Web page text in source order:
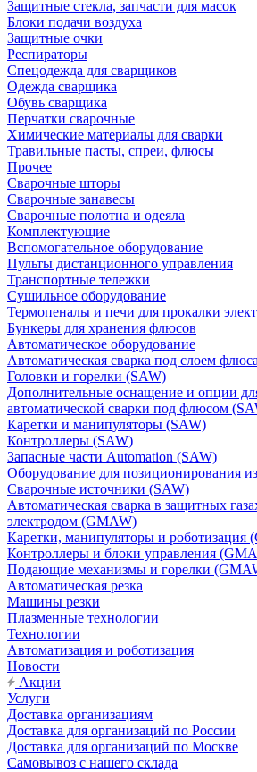
Защитные стекла, запчасти для масок
Блоки подачи воздуха
Защитные очки
Респираторы
Спецодежда для сварщиков
Одежда сварщика
Обувь сварщика
Перчатки сварочные
Химические материалы для сварки
Травильные пасты, спреи, флюсы
Прочее
Сварочные шторы
Сварочные занавесы
Сварочные полотна и одеяла
Комплектующие
Вспомогательное оборудование
Пульты дистанционного управления
Транспортные тележки
Сушильное оборудование
Термопеналы и печи для прокалки
Бункеры для хранения флюсов
Автоматическое оборудование
Автоматическая сварка под слоем
Головки и горелки (SAW)
Дополнительные оснащение и опции
автоматической сварки под флюсом
Каретки и манипуляторы (SAW)
Контроллеры (SAW)
Запасные части Automation (SAW)
Оборудование для позиционирования
Сварочные источники (SAW)
Автоматическая сварка в защитных
электродом (GMAW)
Каретки, манипуляторы и роботизация
Контроллеры и блоки управления
Подающие механизмы и горелки
Автоматическая резка
Машины резки
Плазменные технологии
Технологии
Автоматизация и роботизация
Новости
Акции
Услуги
Доставка организациям
Доставка для организаций по России
Доставка для организаций по Москве
Самовывоз с нашего склада